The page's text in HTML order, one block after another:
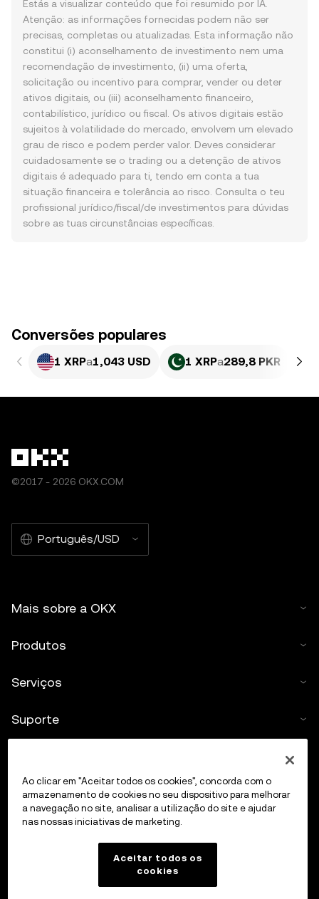
Estás a visualizar conteúdo que foi resumido por IA.
Atenção: as informações fornecidas podem não ser
precisas, completas ou atualizadas. Esta informação não
constitui (i) aconselhamento de investimento nem uma
recomendação de investimento, (ii) uma oferta,
solicitação ou incentivo para comprar, vender ou deter
ativos digitais, ou (iii) aconselhamento financeiro,
contabilístico, jurídico ou fiscal. Os ativos digitais estão
sujeitos à volatilidade do mercado, envolvem um elevado
grau de risco e podem perder valor. Deves considerar
cuidadosamente se o trading ou a detenção de ativos
digitais é adequado para ti, tendo em conta a tua
situação financeira e tolerância ao risco. Consulta o teu
profissional jurídico/fiscal/de investimentos para dúvidas
sobre as tuas circunstâncias específicas.
Conversões populares
1 XRPa1,043 USD 1 XRPa289,8 PKR
©2017 - 2026 OKX.COM
Português/USD
Mais sobre a OKX
Produtos
Serviços
Suporte
Calculadora de criptomoedas
Ao clicar em "Aceitar todos os cookies", concorda com o
armazenamento de cookies no seu dispositivo para melhorar
a navegação no site, analisar a utilização do site e ajudar
nas nossas iniciativas de marketing.
Aceitar todos os
cookies